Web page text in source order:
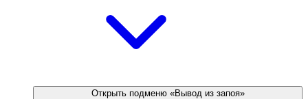
Открыть подменю «Вывод из запоя»